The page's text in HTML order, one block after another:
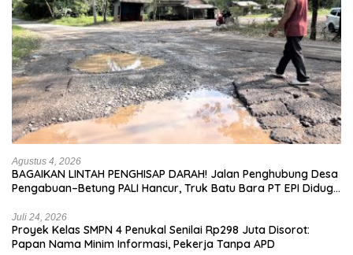
Agustus 4, 2026
BAGAIKAN LINTAH PENGHISAP DARAH! Jalan Penghubung Desa
Pengabuan–Betung PALI Hancur, Truk Batu Bara PT EPI Diduga
Juli 24, 2026
Proyek Kelas SMPN 4 Penukal Senilai Rp298 Juta Disorot:
Papan Nama Minim Informasi, Pekerja Tanpa APD